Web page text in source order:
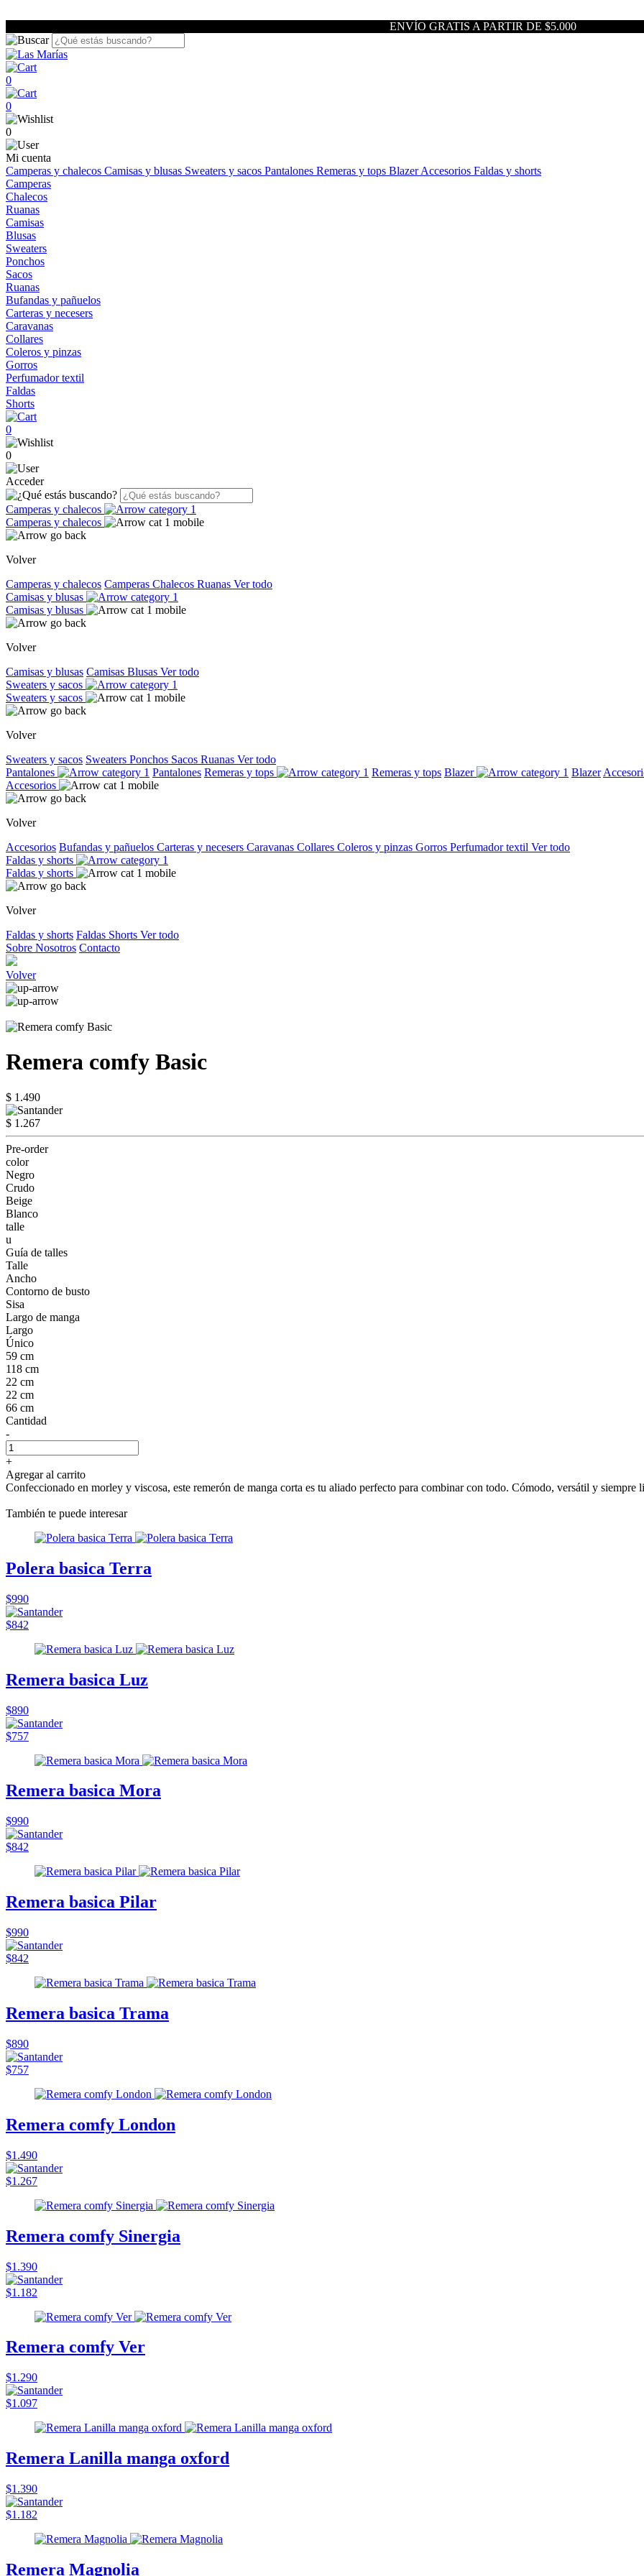
ENVÍO GRATIS A PARTIR DE $5.000
0
0
0
Mi cuenta
Camperas y chalecos Camisas y blusas Sweaters y sacos Pantalones Remeras y tops BlazerAccesorios Faldas y shorts
Camperas
Chalecos
Ruanas
Camisas
Blusas
Sweaters
Ponchos
Sacos
Ruanas
Bufandas y pañuelos
Carteras y necesers
Caravanas
Collares
Coleros y pinzas
Gorros
Perfumador textil
Faldas
Shorts
0
0
Acceder
Camperas y chalecos
Camperas y chalecos
Volver
Camperas y chalecos Camperas Chalecos Ruanas Ver todo
Camisas y blusas
Camisas y blusas
Volver
Camisas y blusas Camisas Blusas Ver todo
Sweaters y sacos
Sweaters y sacos
Volver
Sweaters y sacos Sweaters Ponchos Sacos Ruanas Ver todo
Pantalones
Pantalones Remeras y tops Remeras y tops Blazer Blazer
Accesorios
Volver
Accesorios Bufandas y pañuelos Carteras y necesers Caravanas Collares Coleros y pinzas Gorros Perfumador textil Ver todo
Faldas y shorts
Faldas y shorts
Volver
Faldas y shorts Faldas Shorts Ver todo
Sobre Nosotros Contacto
Volver
Remera comfy Basic
$ 1.490
$ 1.267
Pre-order
color
Negro
Crudo
Beige
Blanco
talle
u
Guía de talles
Talle
Ancho
Contorno de busto
Sisa
Largo de manga
Largo
Único
59 cm
118 cm
22 cm
22 cm
66 cm
Cantidad
-
+
Agregar al carrito
Confeccionado en morley y viscosa, este remerón de manga corta es tu aliado perfecto para combinar con todo. Cómodo, versátil y siempre
También te puede interesar
Polera basica Terra
$990
$842
Remera basica Luz
$890
$757
Remera basica Mora
$990
$842
Remera basica Pilar
$990
$842
Remera basica Trama
$890
$757
Remera comfy London
$1.490
$1.267
Remera comfy Sinergia
$1.390
$1.182
Remera comfy Ver
$1.290
$1.097
Remera Lanilla manga oxford
$1.390
$1.182
Remera Magnolia